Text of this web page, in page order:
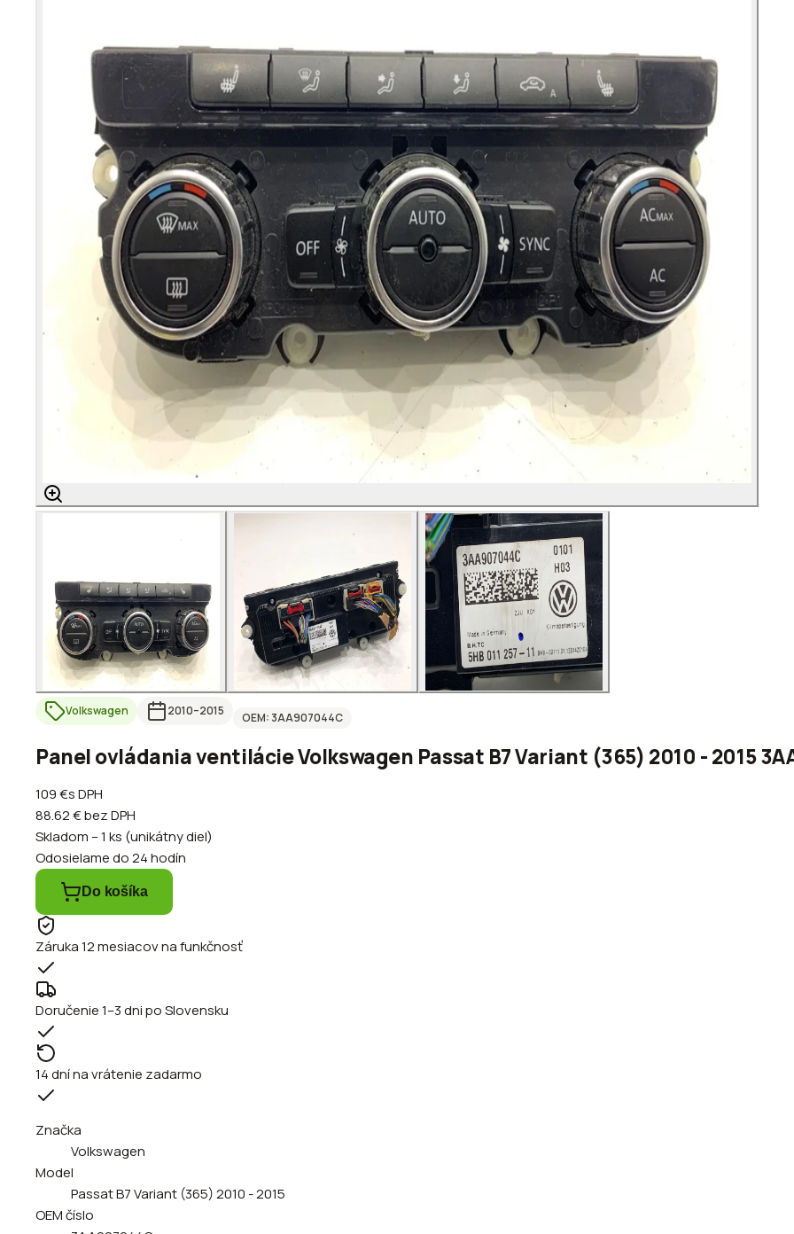
Volkswagen 2010–2015 OEM: 3AA907044C
Panel ovládania ventilácie Volkswagen Passat B7 Variant (365) 2010 - 2015
109 €s DPH
88.62 €bez DPH
Skladom – 1 ks (unikátny diel)
Odosielame do 24 hodín
Do košíka
Záruka 12 mesiacov na funkčnosť
Doručenie 1–3 dni po Slovensku
14 dní na vrátenie zadarmo
Značka
Volkswagen
Model
Passat B7 Variant (365) 2010 - 2015
OEM číslo